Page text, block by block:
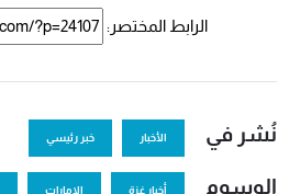
الرابط المختصر:
نُشر في الأخبار خبر رئيسي
الوسوم أخبار غزة الإمارات